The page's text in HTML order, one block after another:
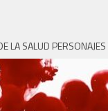
LA SALUD